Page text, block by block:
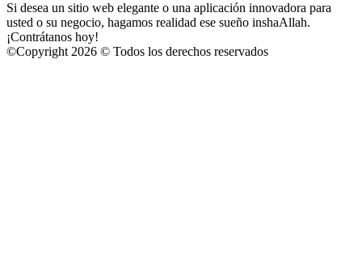
Si desea un sitio web elegante o una aplicación innovadora para
usted o su negocio, hagamos realidad ese sueño inshaAllah.
¡Contrátanos hoy!
©Copyright 2026 © Todos los derechos reservados